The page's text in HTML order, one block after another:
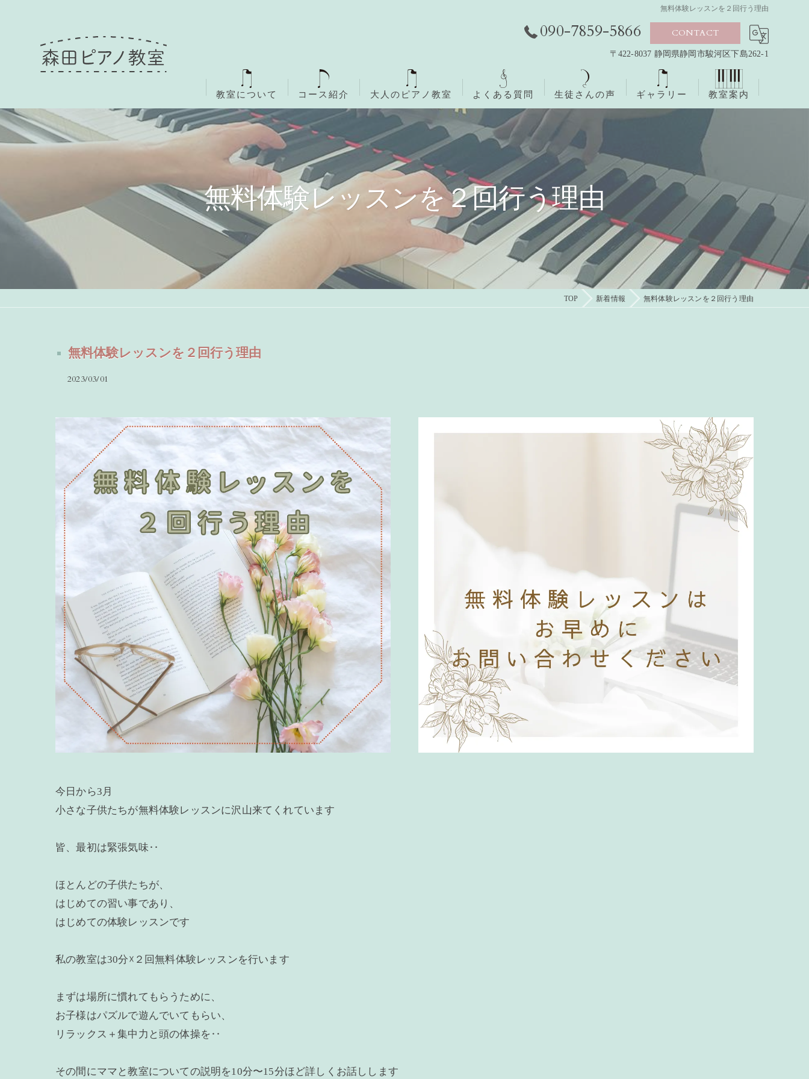
無料体験レッスンを２回行う理由
090-7859-5866 CONTACT
〒422-8037 静岡県静岡市駿河区下島262-1
教室について コース紹介
無料体験レッスン
ご入会までの流れ
大人のピアノ教室 よくある質問 生徒さんの声 ギャラリー 教室案内
無料体験レッスンを２回行う理由
TOP 新着情報 無料体験レッスンを２回行う理由
無料体験レッスンを２回行う理由
2023/03/01
今日から3月
小さな子供たちが無料体験レッスンに沢山来てくれています
皆、最初は緊張気味‥
ほとんどの子供たちが、
はじめての習い事であり、
はじめての体験レッスンです
私の教室は30分☓２回無料体験レッスンを行います
まずは場所に慣れてもらうために、
お子様はパズルで遊んでいてもらい、
リラックス＋集中力と頭の体操を‥
その間にママと教室についての説明を10分〜15分ほど詳しくお話しします